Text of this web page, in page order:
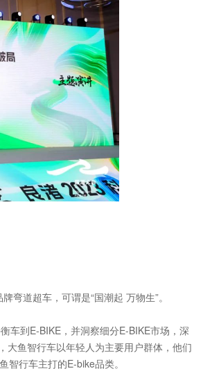
弯道超车，可谓是“国潮起 万物生”。
车到E-BIKE，并洞察细分E-BIKE市场，深
大鱼智行车以年轻人为主要用户群体，他们
行车主打的E-bike品类。